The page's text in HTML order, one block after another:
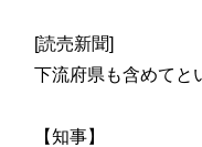
[読売新聞]
下流府県も含めてと
【知事】